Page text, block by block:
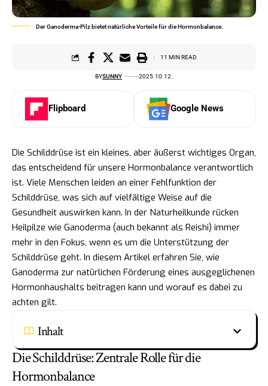
Der Ganoderma-Pilz bietet natürliche Vorteile für die Hormonbalance.
BYSUNNY 2025.10.12.
11 MIN READ
Flipboard Google News
Die Schilddrüse ist ein kleines, aber äußerst wichtiges Organ,
das entscheidend für unsere Hormonbalance verantwortlich
ist. Viele Menschen leiden an einer Fehlfunktion der
Schilddrüse, was sich auf vielfältige Weise auf die
Gesundheit auswirken kann. In der Naturheilkunde rücken
Heilpilze wie Ganoderma (auch bekannt als Reishi) immer
mehr in den Fokus, wenn es um die Unterstützung der
Schilddrüse geht. In diesem Artikel erfahren Sie, wie
Ganoderma zur natürlichen Förderung eines ausgeglichenen
Hormonhaushalts beitragen kann und worauf es dabei zu
achten gilt.
Inhalt
Die Schilddrüse: Zentrale Rolle für die
Hormonbalance